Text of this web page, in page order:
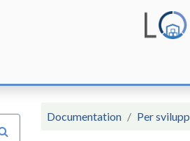
Documentation Per